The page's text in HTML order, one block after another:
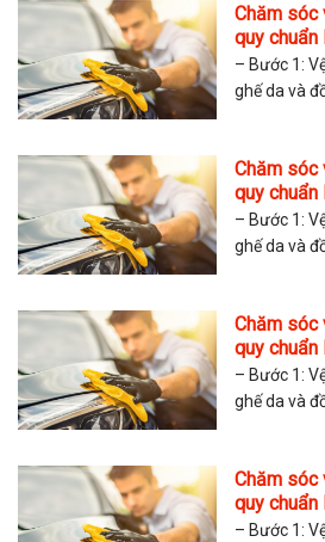
Chăm sóc
quy chuẩn
Quốc Copy
– Bước 1:
ghế da và
Chăm sóc
quy chuẩn
Quốc Copy
– Bước 1:
ghế da và
Chăm sóc
quy chuẩn
Quốc Copy
– Bước 1:
ghế da và
Chăm sóc
quy chuẩn
Quốc Copy
– Bước 1: